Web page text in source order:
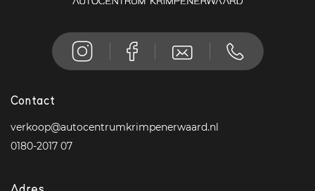
Contact
verkoop@autocentrumkrimpenerwaard.nl
0180-2017 07